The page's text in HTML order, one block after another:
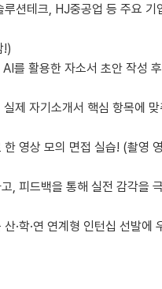
션테크, HJ중공업 등 주요
!)
활용한 자소서 초안 작성
제 자기소개서 핵심 항목에
영상 모의 면접 실습! (촬영
, 피드백을 통해 실전 감각을
·학·연 연계형 인턴십 선발에